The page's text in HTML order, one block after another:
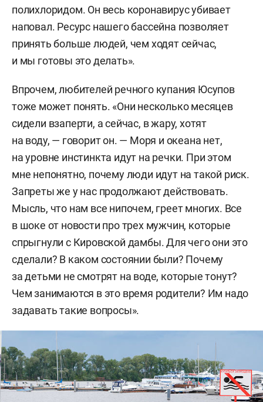
полихлоридом. Он весь коронавирус убивает
наповал. Ресурс нашего бассейна позволяет
принять больше людей, чем ходят сейчас,
и мы готовы это делать».
Впрочем, любителей речного купания Юсупов
тоже может понять. «Они несколько месяцев
сидели взаперти, а сейчас, в жару, хотят
на воду, — говорит он. — Моря и океана нет,
на уровне инстинкта идут на речки. При этом
мне непонятно, почему люди идут на такой риск.
Запреты же у нас продолжают действовать.
Мысль, что нам все нипочем, греет многих. Все
в шоке от новости про трех мужчин, которые
спрыгнули с Кировской дамбы. Для чего они это
сделали? В каком состоянии были? Почему
за детьми не смотрят на воде, которые тонут?
Чем занимаются в это время родители? Им надо
задавать такие вопросы».